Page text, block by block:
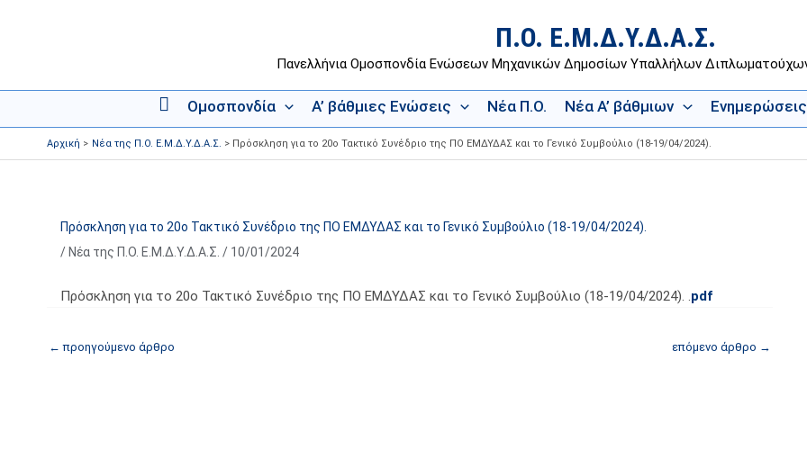
Π.Ο. Ε.Μ.Δ.Υ.Δ.Α.Σ.
Πανελλήνια Ομοσπονδία Ενώσεων Μηχανικών Δημοσίων Υπαλλήλων
Α
ρ
χ
Ομοσπονδία Α’ βάθμιες Ενώσεις Νέα Π.Ο. Νέα Α’ βάθμιων Ενημερώσεις
Αρχική Νέα της Π.Ο. Ε.Μ.Δ.Υ.Δ.Α.Σ. Πρόσκληση για το 20ο Τακτικό Συνέδριο της ΠΟ ΕΜΔΥΔΑΣ και το Γενικό Συμβούλιο (18-19/04/2024).
Πρόσκληση για το 20ο Τακτικό Συνέδριο της ΠΟ ΕΜΔΥΔΑΣ και το Γενικό Συμβούλιο (18-19/04/2024).
/ Νέα της Π.Ο. Ε.Μ.Δ.Υ.Δ.Α.Σ. / 10/01/2024
Πρόσκληση για το 20ο Τακτικό Συνέδριο της ΠΟ ΕΜΔΥΔΑΣ και το Γενικό Συμβούλιο (18-19/04/2024). .pdf
← προηγούμενο άρθρο επόμενο άρθρο →